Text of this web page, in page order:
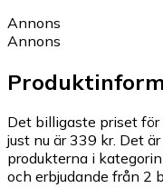
Annons
Annons
Det billigaste priset
just nu är 339 kr. Det
produkterna i kategorin
och erbjudande från 2